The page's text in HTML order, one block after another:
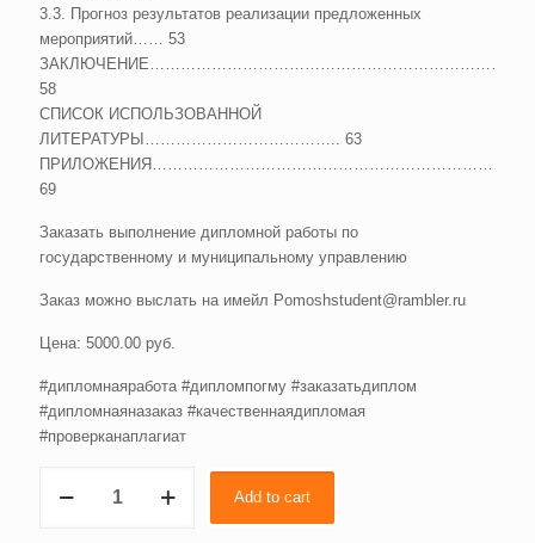
3.3. Прогноз результатов реализации предложенных
мероприятий…… 53
58
СПИСОК ИСПОЛЬЗОВАННОЙ
ЛИТЕРАТУРЫ……………………………….. 63
69
Заказать выполнение дипломной работы по
государственному и муниципальному управлению
Заказ можно выслать на имейл Pomoshstudent@rambler.ru
Цена: 5000.00 руб.
#дипломнаяработа #дипломпогму #заказатьдиплом
#дипломнаяназаказ #качественнаядипломая
#проверканаплагиат
качества
Add to cart